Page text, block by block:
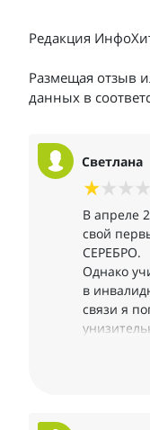
Редакция
Размещая отзыв
данных в
Светлана
В апреле
свой
СЕРЕБРО.
Однако
в
связи я
Не